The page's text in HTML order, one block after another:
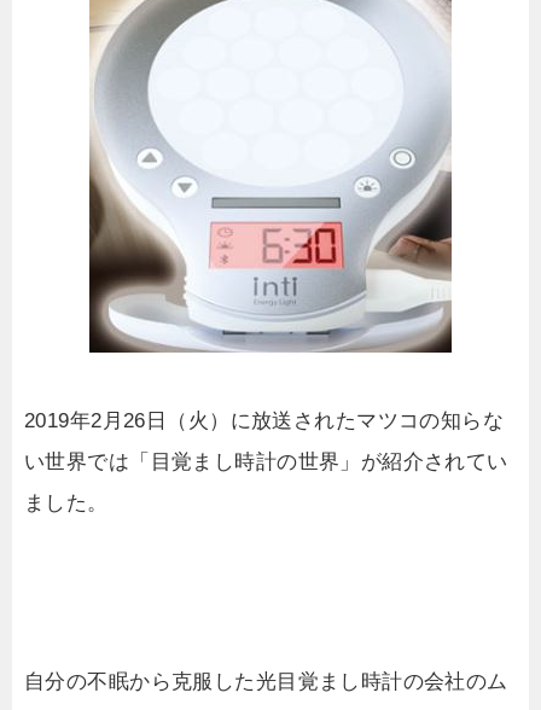
2019年2月26日（火）に放送されたマツコの知らな
い世界では「目覚まし時計の世界」が紹介されてい
ました。
自分の不眠から克服した光目覚まし時計の会社のム